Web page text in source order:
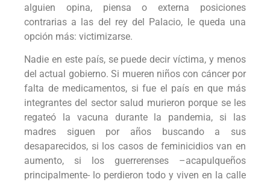
alguien opina, piensa o externa posiciones
contrarias a las del rey del Palacio, le queda una
opción más: victimizarse.
Nadie en este país, se puede decir víctima, y menos
del actual gobierno. Si mueren niños con cáncer por
falta de medicamentos, si fue el país en que más
integrantes del sector salud murieron porque se les
regateó la vacuna durante la pandemia, si las
madres siguen por años buscando a sus
desaparecidos, si los casos de feminicidios van en
aumento, si los guerrerenses –acapulqueños
principalmente- lo perdieron todo y viven en la calle